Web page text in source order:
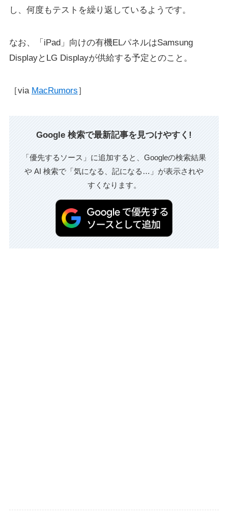
し、何度もテストを繰り返しているようです。
なお、「iPad」向けの有機ELパネルはSamsung
DisplayとLG Displayが供給する予定とのこと。
［via MacRumors］
Google 検索で最新記事を見つけやすく!
「優先するソース」に追加すると、Googleの検索結果
や AI 検索で「気になる、記になる…」が表示されや
すくなります。